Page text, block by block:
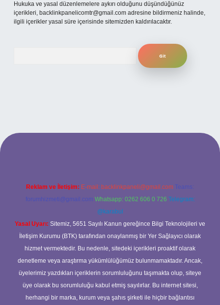
Hukuka ve yasal düzenlemelere aykırı olduğunu düşündüğünüz
içerikleri, backlinkpanelicomtr@gmail.com adresine bildirmeniz halinde,
ilgili içerikler yasal süre içerisinde sitemizden kaldırılacaktır.
Reklam ve İletişim: E-mail: backlinkpaneli@gmail.com Teams:
forumhizmeti@gmail.com Whatsapp: 0262 606 0 726 Telegram:
@karabul
Yasal Uyarı: Sitemiz, 5651 Sayılı Kanun gereğince Bilgi Teknolojileri ve
İletişim Kurumu (BTK) tarafından onaylanmış bir Yer Sağlayıcı olarak
hizmet vermektedir. Bu nedenle, sitedeki içerikleri proaktif olarak
denetleme veya araştırma yükümlülüğümüz bulunmamaktadır. Ancak,
üyelerimiz yazdıkları içeriklerin sorumluluğunu taşımakta olup, siteye
üye olarak bu sorumluluğu kabul etmiş sayılırlar. Bu internet sitesi,
herhangi bir marka, kurum veya şahıs şirketi ile hiçbir bağlantısı